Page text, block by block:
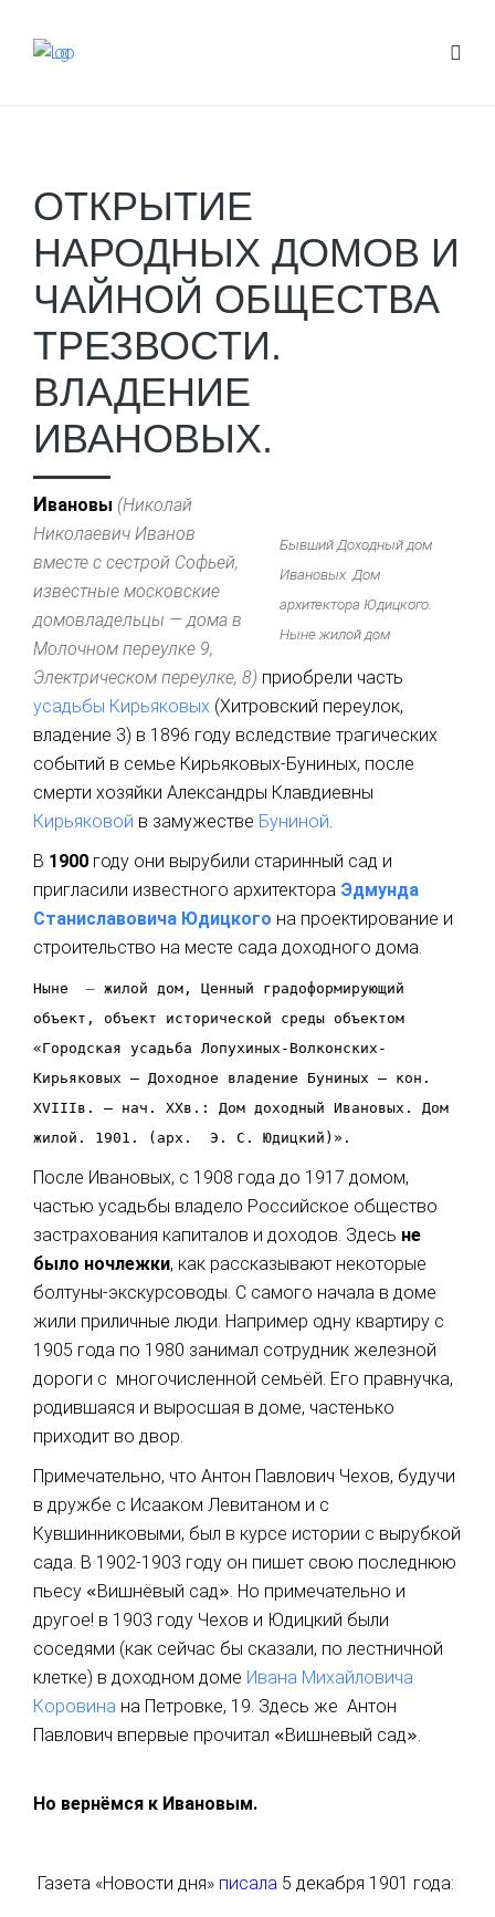
ОТКРЫТИЕ
НАРОДНЫХ ДОМОВ И
ЧАЙНОЙ ОБЩЕСТВА
ТРЕЗВОСТИ.
ВЛАДЕНИЕ
ИВАНОВЫХ.
Бывший Доходный дом
Ивановых. Дом
архитектора Юдицкого.
Ныне жилой дом
Ивановы (Николай
Николаевич Иванов
вместе с сестрой Софьей,
известные московские
домовладельцы — дома в
Молочном переулке 9,
Электрическом переулке, 8) приобрели часть
усадьбы Кирьяковых (Хитровский переулок,
владение 3) в 1896 году вследствие трагических
событий в семье Кирьяковых-Буниных, после
смерти хозяйки Александры Клавдиевны
Кирьяковой в замужестве Буниной.
В 1900 году они вырубили старинный сад и
пригласили известного архитектора Эдмунда
Станиславовича Юдицкого на проектирование и
строительство на месте сада доходного дома.
Ныне— жилой дом, Ценный градоформирующий
объект, объект исторической среды объектом
«Городская усадьба Лопухиных-Волконских-
Кирьяковых – Доходное владение Буниных – кон.
XVIIIв. – нач. ХХв.: Дом доходный Ивановых. Дом
жилой. 1901. (арх. Э. С. Юдицкий)».
После Ивановых, с 1908 года до 1917 домом,
частью усадьбы владело Российское общество
застрахования капиталов и доходов. Здесь не
было ночлежки, как рассказывают некоторые
болтуны-экскурсоводы. С самого начала в доме
жили приличные люди. Например одну квартиру с
1905 года по 1980 занимал сотрудник железной
дороги с многочисленной семьёй. Его правнучка,
родившаяся и выросшая в доме, частенько
приходит во двор.
Примечательно, что Антон Павлович Чехов, будучи
в дружбе с Исааком Левитаном и с
Кувшинниковыми, был в курсе истории с вырубкой
сада. В 1902-1903 году он пишет свою последнюю
пьесу «Вишнёвый сад». Но примечательно и
другое! в 1903 году Чехов и Юдицкий были
соседями (как сейчас бы сказали, по лестничной
клетке) в доходном доме Ивана Михайловича
Коровина на Петровке, 19. Здесь же Антон
Павлович впервые прочитал «Вишневый сад».
Но вернёмся к Ивановым.
Газета «Новости дня» писала 5 декабря 1901 года: